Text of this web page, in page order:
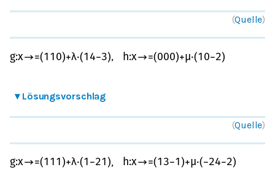
(Quelle)
g:x→=(1 1 0)+λ⋅(1 4−3), h:x→=(000)+μ⋅(1 0−2)
▾ Lösungsvorschlag
(Quelle)
g:x→=(1 1 1 )+λ⋅(1 −21 ), h:x→=(13−1 )+μ⋅(−24−2)